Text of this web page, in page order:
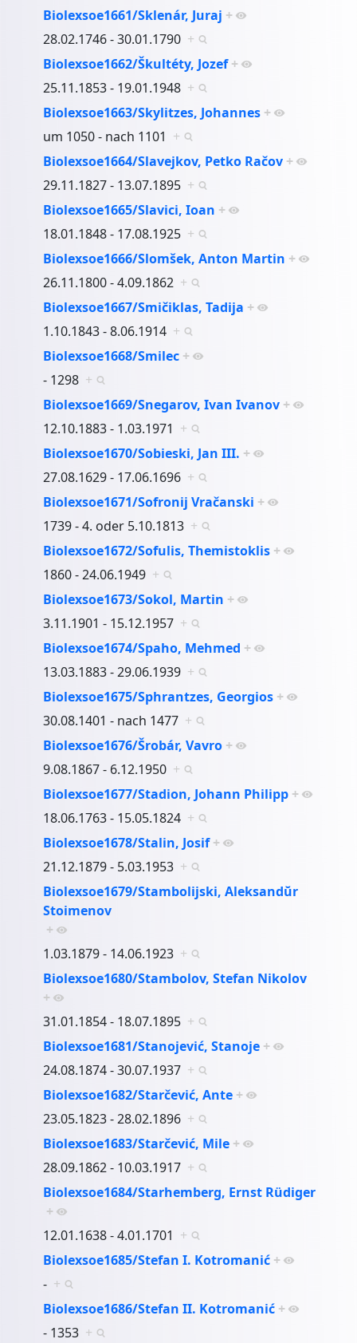
Biolexsoe1661/Sklenár, Juraj +
28.02.1746 - 30.01.1790 +
Biolexsoe1662/Škultéty, Jozef +
25.11.1853 - 19.01.1948 +
Biolexsoe1663/Skylitzes, Johannes +
um 1050 - nach 1101 +
Biolexsoe1664/Slavejkov, Petko Račov +
29.11.1827 - 13.07.1895 +
Biolexsoe1665/Slavici, Ioan +
18.01.1848 - 17.08.1925 +
Biolexsoe1666/Slomšek, Anton Martin +
26.11.1800 - 4.09.1862 +
Biolexsoe1667/Smičiklas, Tadija +
1.10.1843 - 8.06.1914 +
Biolexsoe1668/Smilec +
- 1298 +
Biolexsoe1669/Snegarov, Ivan Ivanov +
12.10.1883 - 1.03.1971 +
Biolexsoe1670/Sobieski, Jan III. +
27.08.1629 - 17.06.1696 +
Biolexsoe1671/Sofronij Vračanski +
1739 - 4. oder 5.10.1813 +
Biolexsoe1672/Sofulis, Themistoklis +
1860 - 24.06.1949 +
Biolexsoe1673/Sokol, Martin +
3.11.1901 - 15.12.1957 +
Biolexsoe1674/Spaho, Mehmed +
13.03.1883 - 29.06.1939 +
Biolexsoe1675/Sphrantzes, Georgios +
30.08.1401 - nach 1477 +
Biolexsoe1676/Šrobár, Vavro +
9.08.1867 - 6.12.1950 +
Biolexsoe1677/Stadion, Johann Philipp +
18.06.1763 - 15.05.1824 +
Biolexsoe1678/Stalin, Josif +
21.12.1879 - 5.03.1953 +
Biolexsoe1679/Stambolijski, Aleksandŭr
Stoimenov
+
1.03.1879 - 14.06.1923 +
Biolexsoe1680/Stambolov, Stefan Nikolov
+
31.01.1854 - 18.07.1895 +
Biolexsoe1681/Stanojević, Stanoje +
24.08.1874 - 30.07.1937 +
Biolexsoe1682/Starčević, Ante +
23.05.1823 - 28.02.1896 +
Biolexsoe1683/Starčević, Mile +
28.09.1862 - 10.03.1917 +
Biolexsoe1684/Starhemberg, Ernst Rüdiger
+
12.01.1638 - 4.01.1701 +
Biolexsoe1685/Stefan I. Kotromanić +
- +
Biolexsoe1686/Stefan II. Kotromanić +
- 1353 +